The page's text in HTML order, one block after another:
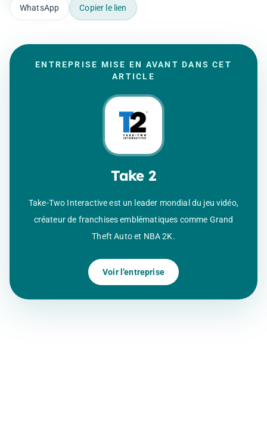
WhatsApp Copier le lien
ENTREPRISE MISE EN AVANT DANS CET
ARTICLE
Take 2
Take-Two Interactive est un leader mondial du jeu vidéo,
créateur de franchises emblématiques comme Grand
Theft Auto et NBA 2K.
Voir l’entreprise